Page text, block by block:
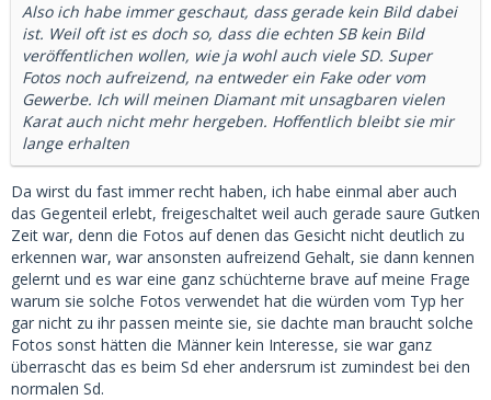
Also ich habe immer geschaut, dass gerade kein Bild dabei
ist. Weil oft ist es doch so, dass die echten SB kein Bild
veröffentlichen wollen, wie ja wohl auch viele SD. Super
Fotos noch aufreizend, na entweder ein Fake oder vom
Gewerbe. Ich will meinen Diamant mit unsagbaren vielen
Karat auch nicht mehr hergeben. Hoffentlich bleibt sie mir
lange erhalten
Da wirst du fast immer recht haben, ich habe einmal aber auch
das Gegenteil erlebt, freigeschaltet weil auch gerade saure Gutken
Zeit war, denn die Fotos auf denen das Gesicht nicht deutlich zu
erkennen war, war ansonsten aufreizend Gehalt, sie dann kennen
gelernt und es war eine ganz schüchterne brave auf meine Frage
warum sie solche Fotos verwendet hat die würden vom Typ her
gar nicht zu ihr passen meinte sie, sie dachte man braucht solche
Fotos sonst hätten die Männer kein Interesse, sie war ganz
überrascht das es beim Sd eher andersrum ist zumindest bei den
normalen Sd.